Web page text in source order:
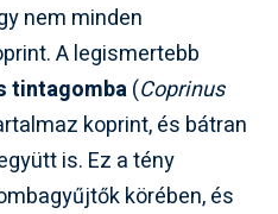
nem minden
A legismertebb
tintagomba(Coprinus
koprint, és bátran
is. Ez a tény
körében, és